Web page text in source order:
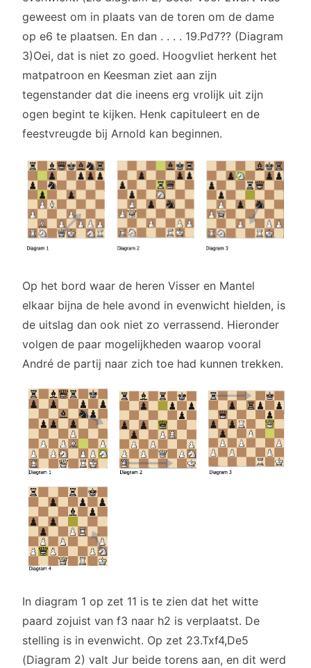
geweest om in plaats van de toren om de dame
op e6 te plaatsen. En dan . . . . 19.Pd7?? (Diagram
3)Oei, dat is niet zo goed. Hoogvliet herkent het
matpatroon en Keesman ziet aan zijn
tegenstander dat die ineens erg vrolijk uit zijn
ogen begint te kijken. Henk capituleert en de
feestvreugde bij Arnold kan beginnen.
Op het bord waar de heren Visser en Mantel
elkaar bijna de hele avond in evenwicht hielden, is
de uitslag dan ook niet zo verrassend. Hieronder
volgen de paar mogelijkheden waarop vooral
André de partij naar zich toe had kunnen trekken.
In diagram 1 op zet 11 is te zien dat het witte
paard zojuist van f3 naar h2 is verplaatst. De
stelling is in evenwicht. Op zet 23.Txf4,De5
(Diagram 2) valt Jur beide torens aan, en dit werd